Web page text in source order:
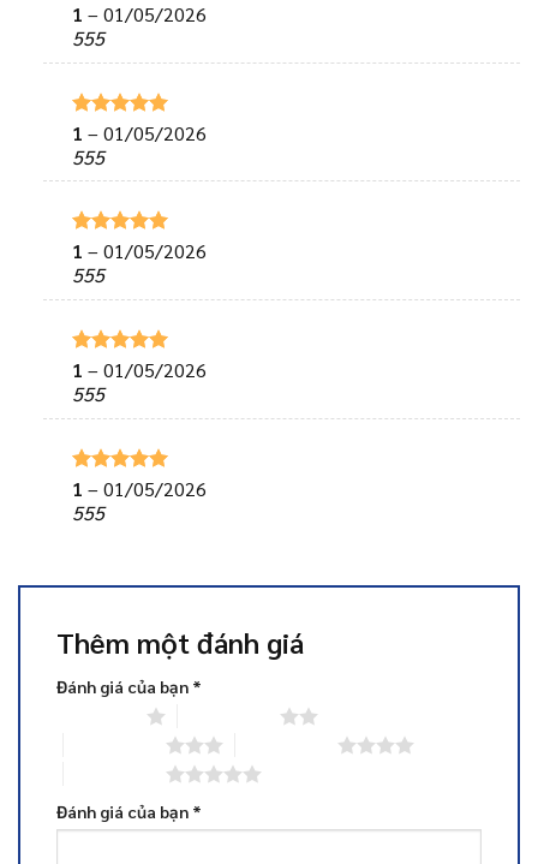
Được xếp
hạng
sao
1 – 01/05/2026
555
Được xếp
hạng
sao
1 – 01/05/2026
555
Được xếp
hạng
sao
1 – 01/05/2026
555
Được xếp
hạng
sao
1 – 01/05/2026
555
Được xếp
hạng
sao
1 – 01/05/2026
555
Thêm một đánh giá
Đánh giá của bạn *
Đánh giá của bạn *